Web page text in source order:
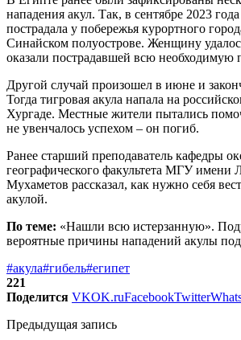
нападения акул. Так, в сентябре 2023
пострадала у побережья курортного
Синайском полуострове. Женщину
оказали пострадавшей всю необходимую
Другой случай произошел в июне и
Тогда тигровая акула напала на
Хургаде. Местные жители пытались
не увенчалось успехом – он погиб.
Ранее старший преподаватель кафедры
географического факультета МГУ имени
Мухаметов рассказал, как нужно себя
акулой.
По теме: «Нашли всю истерзанную».
вероятные причины нападений акулы
#акула#гибель#египет
221
Поделится VKOK.ruFacebookTwitter
Предыдущая запись